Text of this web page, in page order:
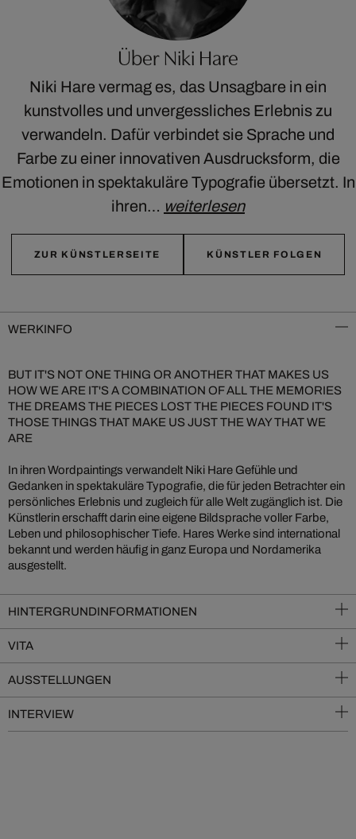
Über Niki Hare
Niki Hare vermag es, das Unsagbare in ein
kunstvolles und unvergessliches Erlebnis zu
verwandeln. Dafür verbindet sie Sprache und
Farbe zu einer innovativen Ausdrucksform, die
Emotionen in spektakuläre Typografie übersetzt. In
ihren… weiterlesen
ZUR KÜNSTLERSEITE KÜNSTLER FOLGEN
WERKINFO
BUT IT'S NOT ONE THING OR ANOTHER THAT MAKES US
HOW WE ARE IT'S A COMBINATION OF ALL THE MEMORIES
THE DREAMS THE PIECES LOST THE PIECES FOUND IT'S
THOSE THINGS THAT MAKE US JUST THE WAY THAT WE
ARE
In ihren Wordpaintings verwandelt Niki Hare Gefühle und
Gedanken in spektakuläre Typografie, die für jeden Betrachter ein
persönliches Erlebnis und zugleich für alle Welt zugänglich ist. Die
Künstlerin erschafft darin eine eigene Bildsprache voller Farbe,
Leben und philosophischer Tiefe. Hares Werke sind international
bekannt und werden häufig in ganz Europa und Nordamerika
ausgestellt.
HINTERGRUNDINFORMATIONEN
VITA
AUSSTELLUNGEN
INTERVIEW